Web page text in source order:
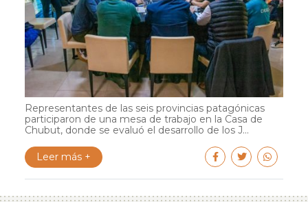
Representantes de las seis provincias patagónicas
participaron de una mesa de trabajo en la Casa de
Chubut, donde se evaluó el desarrollo de los J...
Leer más +